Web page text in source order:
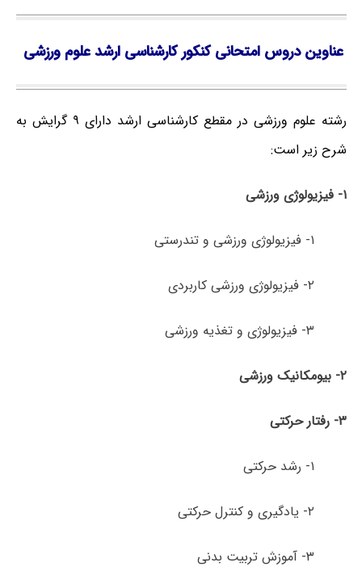
عناوین دروس امتحانی کنکور کارشناسی ارشد علوم ورزشی
رشته علوم ورزشی در مقطع کارشناسی ارشد دارای ۹ گرایش به
شرح زیر است:
۱- فیزیولوژی ورزشی
۱- فیزیولوژی ورزشی و تندرستی
۲- فیزیولوژی ورزشی کاربردی
۳- فیزیولوژی و تغذیه ورزشی
۲- بیومکانیک ورزشی
۳- رفتار حرکتی
۱- رشد حرکتی
۲- یادگیری و کنترل حرکتی
۳- آموزش تربیت ­بدنی